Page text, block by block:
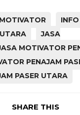
JASA
MOTIVATOR
PENAJAM
PASER UTARA
SHARE THIS